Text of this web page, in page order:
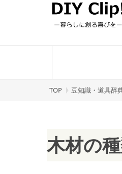
TOP 豆知識・道具辞
木材の